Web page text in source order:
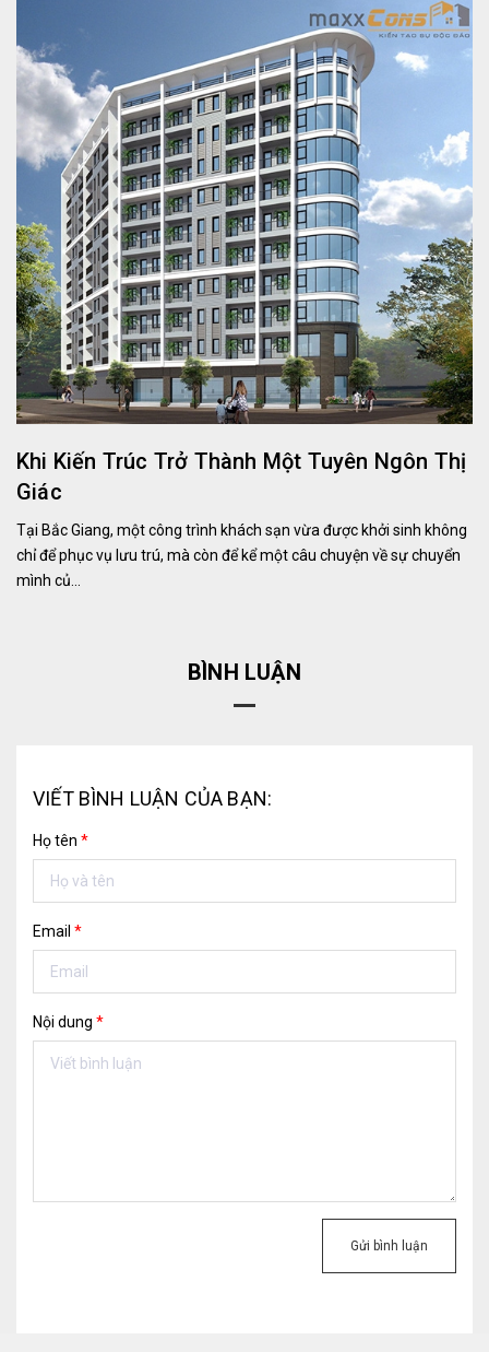
Khi Kiến Trúc Trở Thành Một Tuyên Ngôn Thị
Giác
Tại Bắc Giang, một công trình khách sạn vừa được khởi sinh không
chỉ để phục vụ lưu trú, mà còn để kể một câu chuyện về sự chuyển
mình củ...
BÌNH LUẬN
VIẾT BÌNH LUẬN CỦA BẠN:
Họ tên *
Email *
Nội dung *
Gửi bình luận